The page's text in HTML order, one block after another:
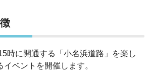
時に開通する「小名浜道路」を楽し
イベントを開催します。